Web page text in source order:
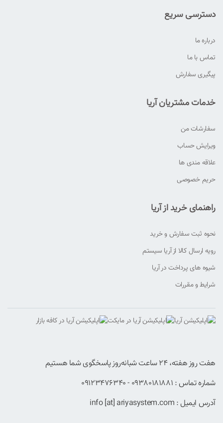
دسترسی سریع
درباره ما
تماس با ما
پیگیری سفارش
خدمات مشتریان آریا
سفارشات من
ویرایش حساب
علاقه مندی ها
حریم خصوصی
راهنمای خرید از آریا
نحوه ثبت سفارش و خرید
رویه ارسال کالا از آریا سیستم
شیوه های پرداخت در آریا
شرایط و مقررات
هفت روز هفته، ۲۴ ساعت شبانه‌روز پاسخگوی شما هستیم
شماره تماس : 09380181881 - 09123476340
آدرس ایمیل : info [at] ariyasystem.com